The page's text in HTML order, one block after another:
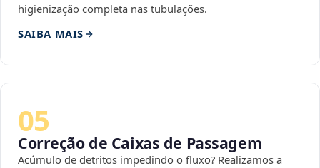
higienização completa nas tubulações.
SAIBA MAIS
05
Correção de Caixas de Passagem
Acúmulo de detritos impedindo o fluxo? Realizamos a